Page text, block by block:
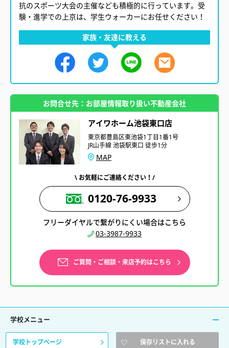
家族・友達に教える
抗のスポーツ大会の主催なども積極的に行っています。受
験・進学での上京は、学生ウォーカーにお任せください！
お問合せ先：お部屋情報取り扱い不動産会社
アイワホーム池袋東口店
東京都豊島区東池袋1丁目1番1号
JR山手線 池袋駅東口 徒歩1分
MAP
\ お気軽にご連絡ください！/
0120-76-9933
フリーダイヤルで繋がりにくい場合はこちら
03-3987-9933
ご質問・ご相談・来店予約はこちら
学校メニュー
学校トップページ 保存リストに入れる